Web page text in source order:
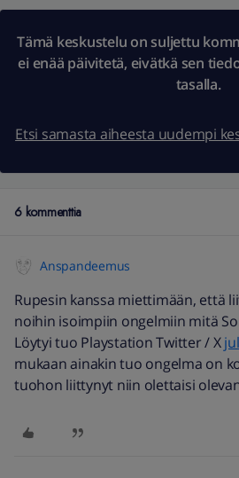
Tämä keskustelu on suljettu
ei enää päivitetä, eivätkä sen
tasalla.
Etsi samasta aiheesta uudempi
6 kommenttia
Anspandeemus
Rupesin kanssa miettimään, että
noihin isoimpiin ongelmiin mitä
Löytyi tuo Playstation Twitter / X
mukaan ainakin tuo ongelma on
tuohon liittynyt niin olettaisi